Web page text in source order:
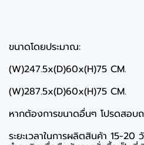
ขนาดโดยประมาณ:
(W)247.5x(D)60x(H)75 CM.
(W)287.5x(D)60x(H)75 CM.
หากต้องการขนาดอื่นๆ โปรดสอบ
ระยะเวลาในการผลิตสินค้า 15-